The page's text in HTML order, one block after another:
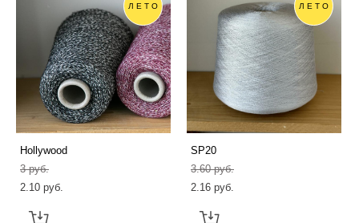
ЛЕТО
Hollywood
3 pуб.
2.10 pуб.
ЛЕТО
SP20
3.60 pуб.
2.16 pуб.